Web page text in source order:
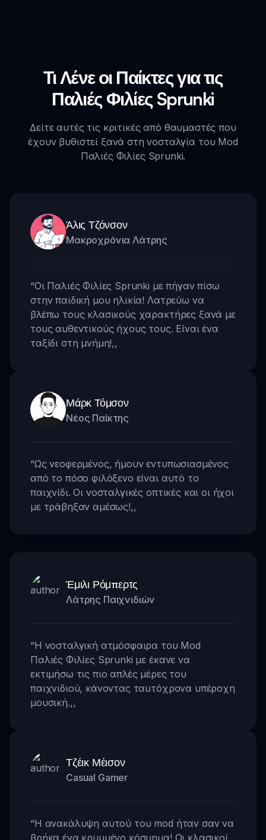
Τι Λένε οι Παίκτες για τις
Παλιές Φιλίες Sprunki
Δείτε αυτές τις κριτικές από θαυμαστές που
έχουν βυθιστεί ξανά στη νοσταλγία του Mod
Παλιές Φιλίες Sprunki.
Άλις Τζόνσον
Μακροχρόνια Λάτρης
“Οι Παλιές Φιλίες Sprunki με πήγαν πίσω
στην παιδική μου ηλικία! Λατρεύω να
βλέπω τους κλασικούς χαρακτήρες ξανά με
τους αυθεντικούς ήχους τους. Είναι ένα
ταξίδι στη μνήμη!,,
Μάρκ Τόμσον
Νέος Παίκτης
“Ως νεοφερμένος, ήμουν εντυπωσιασμένος
από το πόσο φιλόξενο είναι αυτό το
παιχνίδι. Οι νοσταλγικές οπτικές και οι ήχοι
με τράβηξαν αμέσως!,,
Έμιλι Ρόμπερτς
Λάτρης Παιχνιδιών
“Η νοσταλγική ατμόσφαιρα του Mod
Παλιές Φιλίες Sprunki με έκανε να
εκτιμήσω τις πιο απλές μέρες του
παιχνιδιού, κάνοντας ταυτόχρονα υπέροχη
μουσική.,,
Τζέικ Μέισον
Casual Gamer
“Η ανακάλυψη αυτού του mod ήταν σαν να